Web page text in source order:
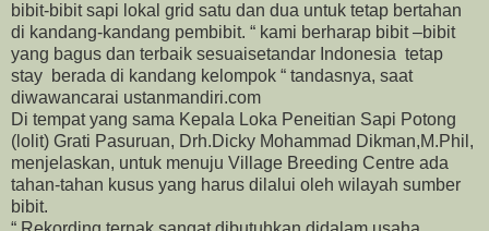
bibit-bibit sapi lokal grid satu dan dua untuk tetap bertahan
di kandang-kandang pembibit. “ kami berharap bibit –bibit
yang bagus dan terbaik sesuaisetandar Indonesia tetap
stay berada di kandang kelompok “ tandasnya, saat
diwawancarai ustanmandiri.com
Di tempat yang sama Kepala Loka Peneitian Sapi Potong
(lolit) Grati Pasuruan, Drh.Dicky Mohammad Dikman,M.Phil,
menjelaskan, untuk menuju Village Breeding Centre ada
tahan-tahan kusus yang harus dilalui oleh wilayah sumber
bibit.